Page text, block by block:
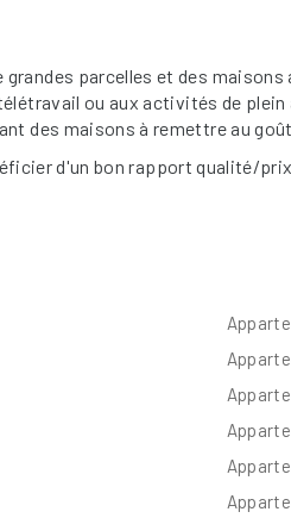
parcelles et des
ou aux activités de
des maisons à remettre au
d'un bon rapport qualité/